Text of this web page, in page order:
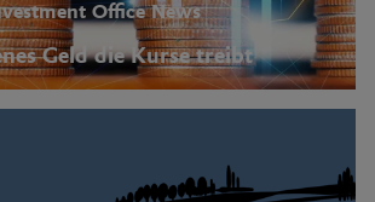
Office News
Geld die Kurse treibt